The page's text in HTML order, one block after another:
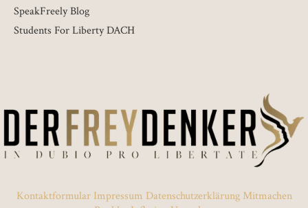
SpeakFreely Blog
Students For Liberty DACH
Kontaktformular Impressum Datenschutzerklärung Mitmachen